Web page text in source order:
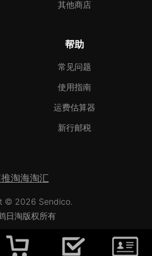
其他商店
帮助
常见问题
使用指南
运费估算器
新行邮税
淘海淘汇
© 2026 Sendico.
日淘版权所有